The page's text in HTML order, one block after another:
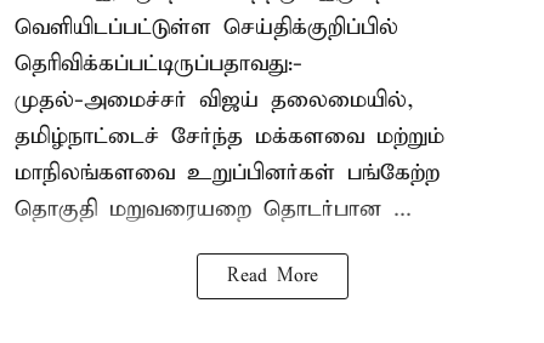
வெளியிடப்பட்டுள்ள செய்திக்குறிப்பில்
தெரிவிக்கப்பட்டிருப்பதாவது:-
முதல்-அமைச்சர் விஜய் தலைமையில்,
தமிழ்நாட்டைச் சேர்ந்த மக்களவை மற்றும்
மாநிலங்களவை உறுப்பினர்கள் பங்கேற்ற
தொகுதி மறுவரையறை தொடர்பான ...
Read More